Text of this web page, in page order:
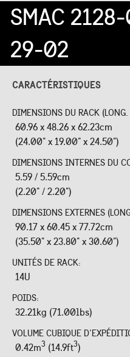
SMAC
29-02
CARACTÉRISTIQUES
DIMENSIONS DU RACK (LONG.
60.96 x 48.26 x 62.23cm
(24.00" x 19.00" x 24.50")
DIMENSIONS INTERNES DU
5.59 / 5.59cm
(2.20" / 2.20")
DIMENSIONS EXTERNES
90.17 x 60.45 x 77.72cm
(35.50" x 23.80" x 30.60")
UNITÉS DE RACK:
14U
POIDS:
32.21kg (71.00lbs)
VOLUME CUBIQUE
0.42m3 (14.9ft3)